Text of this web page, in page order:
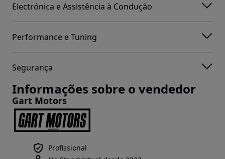
Electrónica e Assistência à Condução
Performance e Tuning
Segurança
Informações sobre o vendedor
Gart Motors
Profissional